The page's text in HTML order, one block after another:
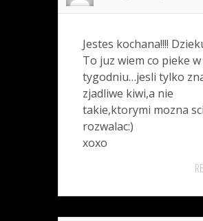
Jestes kochana!!!!
To juz wiem co pieke w
tygodniu…jesli tylko
zjadliwe kiwi,a nie
takie,ktorymi mozna
rozwalac:)
xoxo